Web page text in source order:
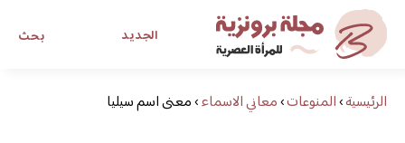
بحث الجديد
مجلة برونزية للفتاة العصريةالرئيسية›المنوعات›معاني الاسماء›معنى اسم سيليا